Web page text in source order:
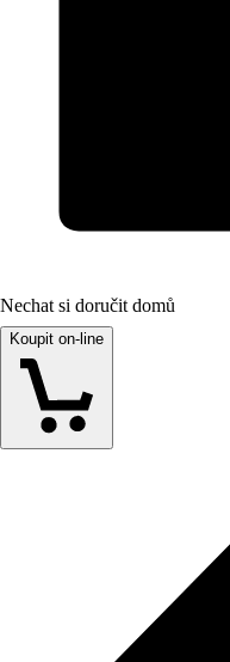
Nechat si doručit domů
Koupit on-line